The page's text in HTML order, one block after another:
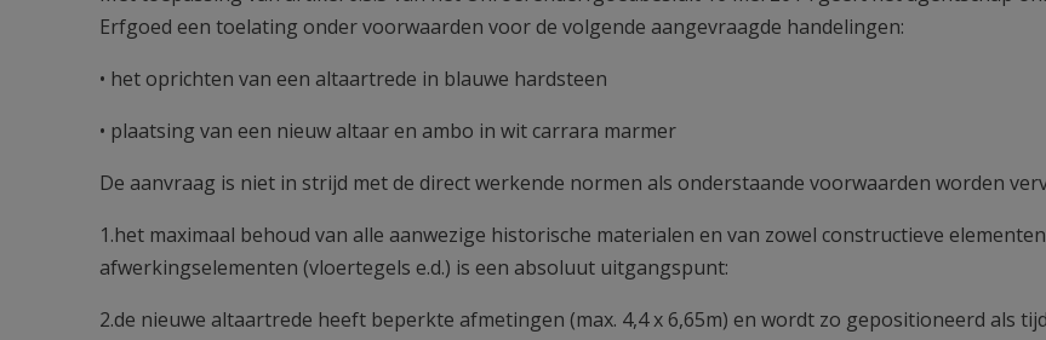
Erfgoed een toelating onder voorwaarden voor de volgende aangevraagde handelingen:
• het oprichten van een altaartrede in blauwe hardsteen
• plaatsing van een nieuw altaar en ambo in wit carrara marmer
De aanvraag is niet in strijd met de direct werkende normen als onderstaande voorwaarden worden
1.het maximaal behoud van alle aanwezige historische materialen en van zowel constructieve
afwerkingselementen (vloertegels e.d.) is een absoluut uitgangspunt:
2.de nieuwe altaartrede heeft beperkte afmetingen (max. 4,4 x 6,65m) en wordt zo gepositioneerd als